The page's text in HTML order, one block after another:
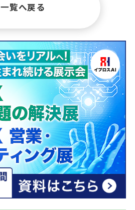
一覧へ戻る